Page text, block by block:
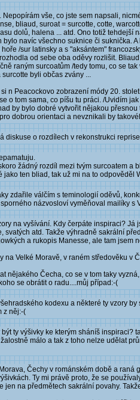
vše, co jste sem napsali,
bliaud, suroat = surcotte, cotte,
dolů, halena ... atd. Ono totiž
navíc všechno suknice či suknička.
/sur latinsky a s "aksántem"
od sebe oba oděvy rozlišit.
raným surcoatům /tedy tomu, co se
byli občas zvány ...
n Peacockovo zobrazení módy 20.
o tom sama, co píšu tu práci. /Uvidím
by bylo dobré vytvořit nějakou
dobrou orientaci a nevznikali by
diskuse o rozdílech v rekonstrukci
žádný rozdíl mezi tvým surcoatem a
ten bliad, tak už mi na to odpověděl
zdařile válčím s teminologií oděvů,
názvosloví vyměňoval mailíky
na vyšívání. Kdy čerpáte inspiraci?
atd. Takže výhradně sakrální
a rukopis Manesse, ale tam
Velké Moravě, v raném středověku v
nějakého Čecha, co se v tom taky
se obrátit o radu....můj případ:-(
kodexu a některé ty vzory
z něj:-(
ty výšivky ke kterým sháníš
málo a tak z toho nelze udělat
Čechy v románském době a raná
Ty mi právě proto, že se
na předmětech sakrální povahy.